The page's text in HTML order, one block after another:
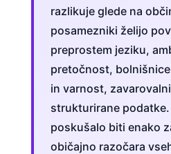
razlikuje glede na
posamezniki želijo
preprostem jeziku,
pretočnost,
in varnost,
strukturirane
poskušalo biti enako
običajno razočara